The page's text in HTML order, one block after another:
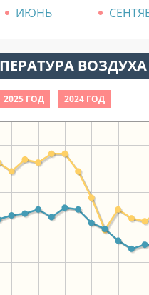
ИЮНЬ
ВОЗДУХА
2025 ГОД 2024 ГОД